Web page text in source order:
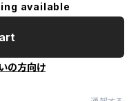
available
の方向け